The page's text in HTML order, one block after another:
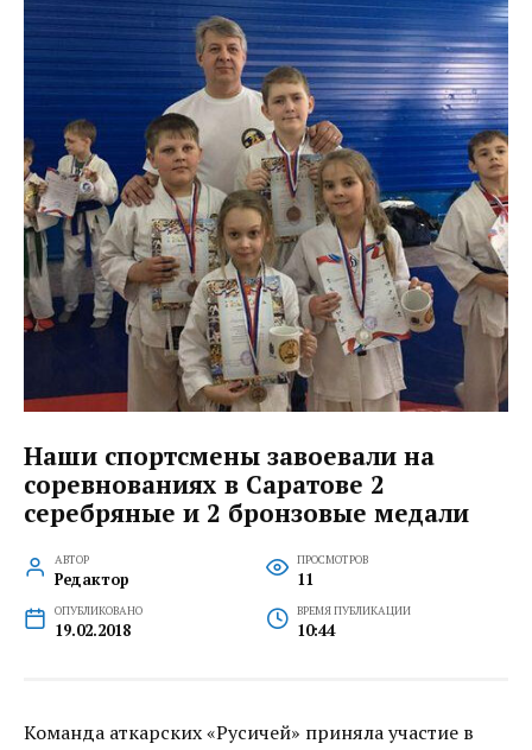
Наши спортсмены завоевали на
соревнованиях в Саратове 2
серебряные и 2 бронзовые медали
АВТОР
Редактор
ПРОСМОТРОВ
11
ОПУБЛИКОВАНО
19.02.2018
ВРЕМЯ ПУБЛИКАЦИИ
10:44
Команда аткарских «Русичей» приняла участие в